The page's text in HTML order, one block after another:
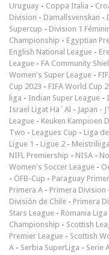
Uruguay - Coppa Italia -
Division - Damallsvenskan -
Supercup - Division 1
Championship - Egyptian
English National League -
League - FA Community
Women's Super League -
Cup 2023 - FIFA World Cup
liga - Indian Super League -
Israel Ligat Ha`Al - Japan -
League - Keuken Kampioen
Two - Leagues Cup - Liga
Ligue 1 - Ligue 2 - Meistriliiga
NIFL Premiership - NISA -
Women's Soccer League -
- ÖFB-Cup - Paraguay
Primera A - Primera Division
División de Chile - Primera
Stars League - Romania Liga
Championship - Scottish
Premier League - Scottish
A - Serbia SuperLiga - Serie